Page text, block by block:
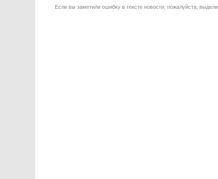
Если вы заметили ошибку в тексте новости, пожалуйста,